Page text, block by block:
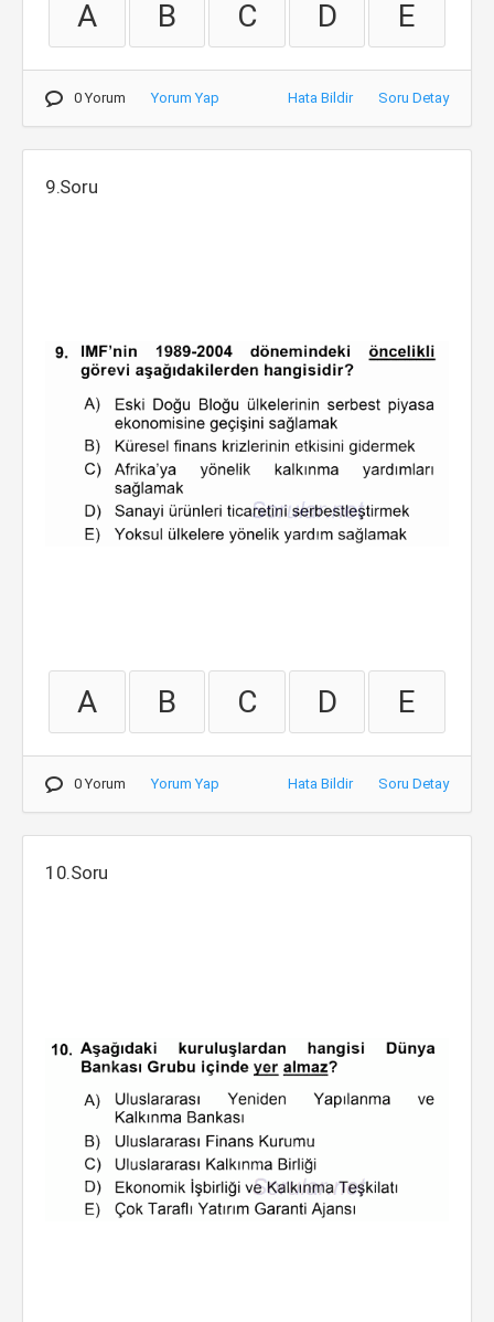
A B C D E
0 Yorum Yorum Yap Hata Bildir Soru Detay
9.Soru
A B C D E
0 Yorum Yorum Yap Hata Bildir Soru Detay
10.Soru